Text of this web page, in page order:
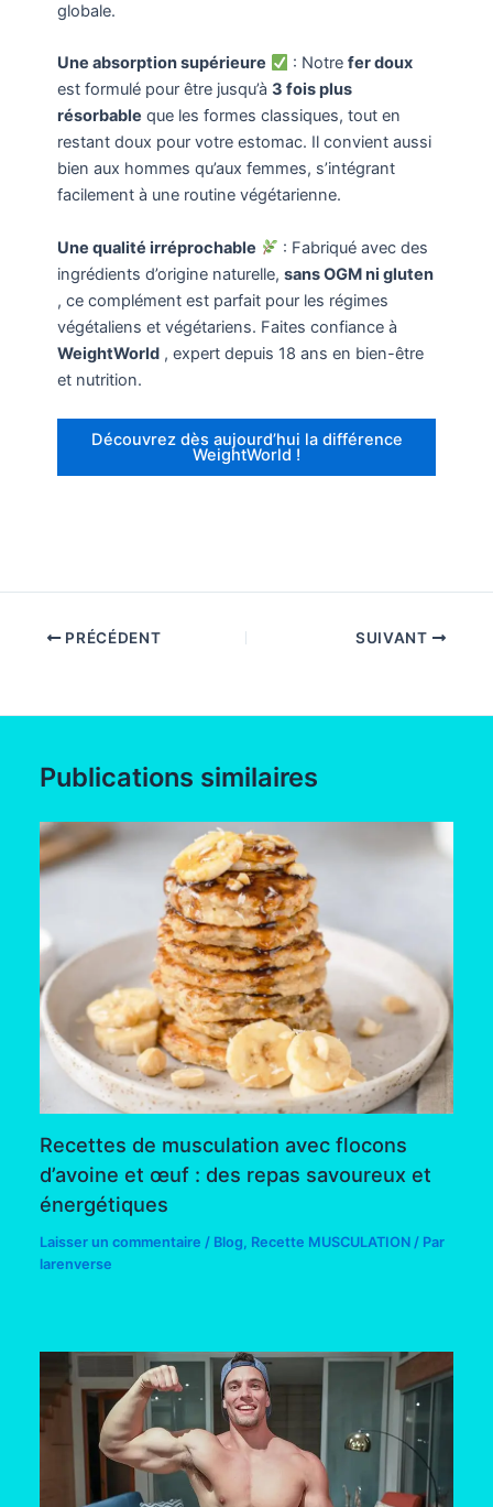
globale.
Une absorption supérieure : Notrefer doux
est formulé pour être jusqu’à 3 fois plus
résorbable que les formes classiques, tout en
restant doux pour votre estomac. Il convient aussi
bien aux hommes qu’aux femmes, s’intégrant
facilement à une routine végétarienne.
Une qualité irréprochable
: Fabriqué avec des
ingrédients d’origine naturelle, sans OGM ni gluten
, ce complément est parfait pour les régimes
végétaliens et végétariens. Faites confiance à
WeightWorld, expert depuis 18 ans en bien-être
et nutrition.
Découvrez dès aujourd’hui la différence
WeightWorld !
PRÉCÉDENT SUIVANT
Publications similaires
Recettes de musculation avec flocons
d’avoine et œuf : des repas savoureux et
énergétiques
Laisser un commentaire / Blog Recette MUSCULATION / Par
larenverse